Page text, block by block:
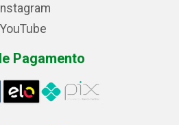
YouTube
Pagamento